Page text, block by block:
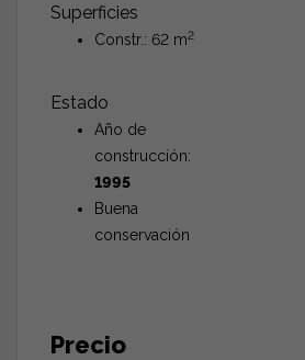
Superficies
Constr.: 62 m2
Estado
Año de
construcción:
1995
Buena
conservación
Precio